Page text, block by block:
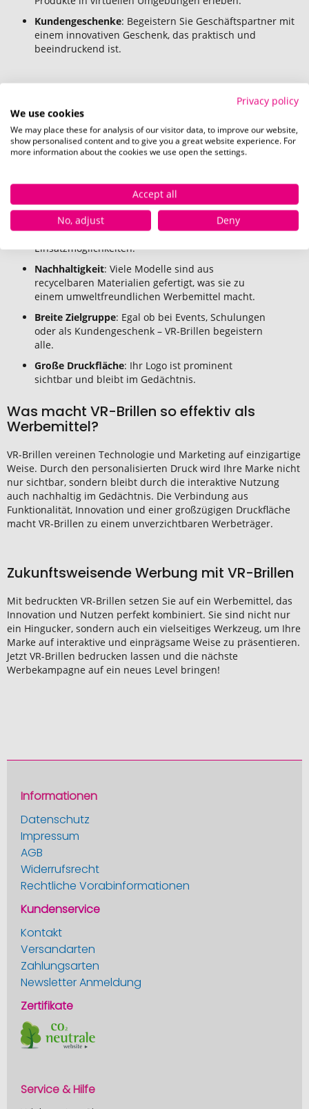
Kundengeschenke: Begeistern Sie Geschäftspartner mit
einem innovativen Geschenk, das praktisch und
beeindruckend ist.
Welche Vorteile bieten VR-Brillen als
Werbeartikel?
Die Vorteile von VR-Brillen als Werbegeschenk sind
Innovative Präsentation: Ihre Marke wird als
technologisch fortschrittlich wahrgenommen.
Hohe Flexibilität
: Kompatibel mit nahezu allen
Smartphones, bieten sie vielseitige
Einsatzmöglichkeiten.
Nachhaltigkeit: Viele Modelle sind aus
recycelbaren Materialien gefertigt, was sie zu
einem umweltfreundlichen Werbemittel macht.
Breite Zielgruppe: Egal ob bei Events, Schulungen
oder als Kundengeschenk – VR-Brillen begeistern
alle.
Große Druckfläche: Ihr Logo ist prominent
sichtbar und bleibt im Gedächtnis.
Was macht VR-Brillen so effektiv als
Werbemittel?
VR-Brillen vereinen Technologie und Marketing auf einzigartige
Weise. Durch den personalisierten Druck wird Ihre Marke nicht
nur sichtbar, sondern bleibt durch die interaktive Nutzung
auch nachhaltig im Gedächtnis. Die Verbindung aus
Funktionalität, Innovation und einer großzügigen Druckfläche
macht VR-Brillen zu einem unverzichtbaren Werbeträger.
Zukunftsweisende Werbung mit VR-Brillen
Mit bedruckten VR-Brillen setzen Sie auf ein Werbemittel, das
Innovation und Nutzen perfekt kombiniert. Sie sind nicht nur
ein Hingucker, sondern auch ein vielseitiges Werkzeug, um Ihre
Marke auf interaktive und einprägsame Weise zu präsentieren.
Jetzt VR-Brillen bedrucken lassen und die nächste
Werbekampagne auf ein neues Level bringen!
Informationen
Datenschutz
Impressum
AGB
Widerrufsrecht
Rechtliche Vorabinformationen
Kundenservice
Kontakt
Versandarten
Zahlungsarten
Newsletter Anmeldung
Zertifikate
Service & Hilfe
Privacy policy
We use cookies
We may place these for analysis of our visitor data, to improve our website,
show personalised content and to give you a great website experience. For
more information about the cookies we use open the settings.
Accept all
No, adjust
Deny